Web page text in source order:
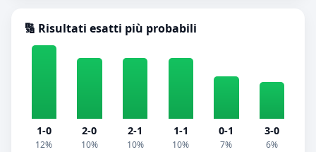
🔢 Risultati esatti più probabili
1-0
12%
2-0
10%
2-1
10%
1-1
10%
0-1
7%
3-0
6%